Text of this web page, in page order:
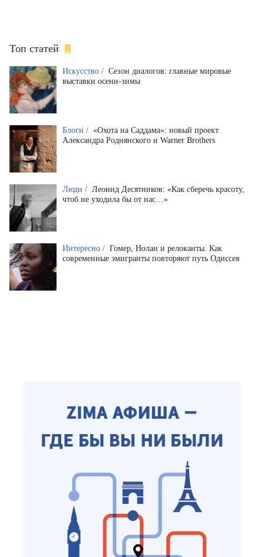
Топ статей
Искусство / Сезон диалогов: главные мировые
выставки осени-зимы
Блоги / «Охота на Саддама»: новый проект
Александра Роднянского и Warner Brothers
Люди / Леонид Десятников: «Как сберечь красоту,
чтоб не уходила бы от нас…»
Интересно / Гомер, Нолан и релоканты. Как
современные эмигранты повторяют путь Одиссея